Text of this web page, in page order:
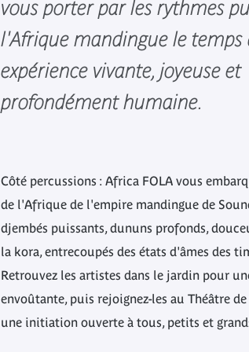
vous porter par les rythmes
l'Afrique mandingue le temps
expérience vivante, joyeuse et
profondément humaine.
Côté percussions : Africa FOLA vous
de l'Afrique de l'empire mandingue de
djembés puissants, dununs profonds,
la kora, entrecoupés des états d'âmes des
Retrouvez les artistes dans le jardin pour
envoûtante, puis rejoignez-les au Théâtre
une initiation ouverte à tous, petits et